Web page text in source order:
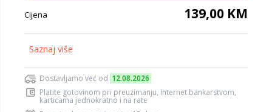
Cijena 139,00 KM
Saznaj više
Dostavljamo već od 12.08.2026
Platite gotovinom pri preuzimanju, Internet bankarstvom,
karticama jednokratno i na rate